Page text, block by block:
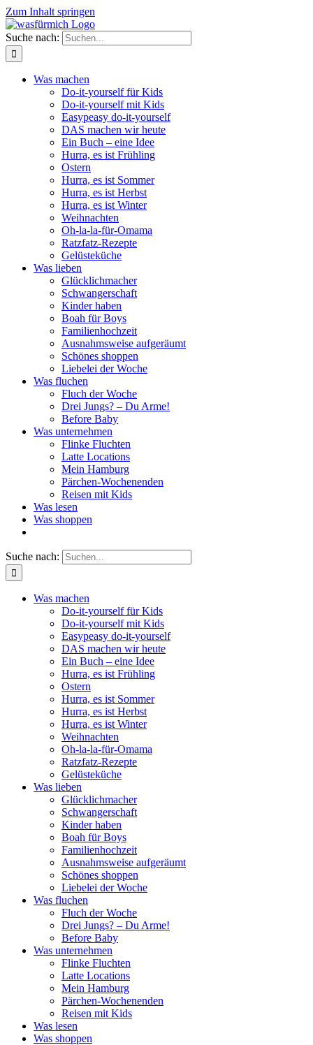
Zum Inhalt springen
Suche nach:
Was machen
Do-it-yourself für Kids
Do-it-yourself mit Kids
Easypeasy do-it-yourself
DAS machen wir heute
Ein Buch – eine Idee
Hurra, es ist Frühling
Ostern
Hurra, es ist Sommer
Hurra, es ist Herbst
Hurra, es ist Winter
Weihnachten
Oh-la-la-für-Omama
Ratzfatz-Rezepte
Gelüsteküche
Was lieben
Glücklichmacher
Schwangerschaft
Kinder haben
Boah für Boys
Familienhochzeit
Ausnahmsweise aufgeräumt
Schönes shoppen
Liebelei der Woche
Was fluchen
Fluch der Woche
Drei Jungs? – Du Arme!
Before Baby
Was unternehmen
Flinke Fluchten
Latte Locations
Mein Hamburg
Pärchen-Wochenenden
Reisen mit Kids
Was lesen
Was shoppen
Suche nach:
Was machen
Do-it-yourself für Kids
Do-it-yourself mit Kids
Easypeasy do-it-yourself
DAS machen wir heute
Ein Buch – eine Idee
Hurra, es ist Frühling
Ostern
Hurra, es ist Sommer
Hurra, es ist Herbst
Hurra, es ist Winter
Weihnachten
Oh-la-la-für-Omama
Ratzfatz-Rezepte
Gelüsteküche
Was lieben
Glücklichmacher
Schwangerschaft
Kinder haben
Boah für Boys
Familienhochzeit
Ausnahmsweise aufgeräumt
Schönes shoppen
Liebelei der Woche
Was fluchen
Fluch der Woche
Drei Jungs? – Du Arme!
Before Baby
Was unternehmen
Flinke Fluchten
Latte Locations
Mein Hamburg
Pärchen-Wochenenden
Reisen mit Kids
Was lesen
Was shoppen